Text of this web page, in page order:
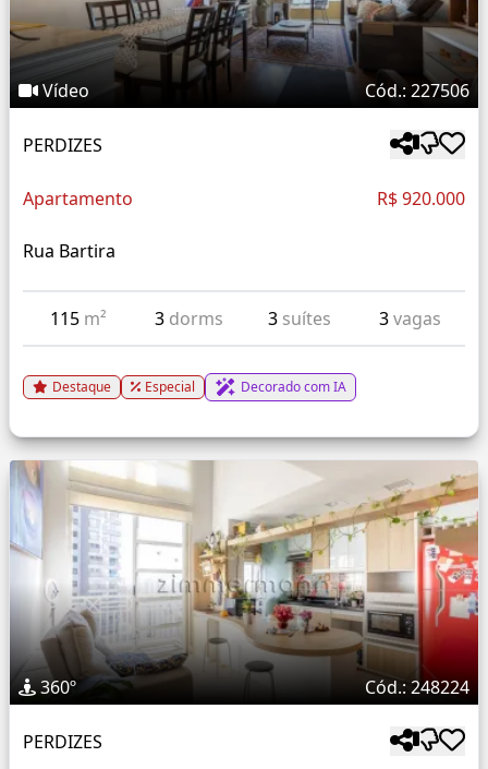
Vídeo Cód.: 227506
PERDIZES
Apartamento R$ 920.000
Rua Bartira
115 m² 3 dorms 3 suítes 3vagas
Destaque Especial Decorado com IA
360º Cód.: 248224
PERDIZES